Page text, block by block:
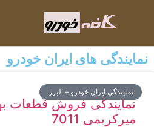
نمایندگی های ایران خودرو
نمایندگی ایران خودرو – البرز
نمایندگی فروش قطعات
میرکریمی 7011